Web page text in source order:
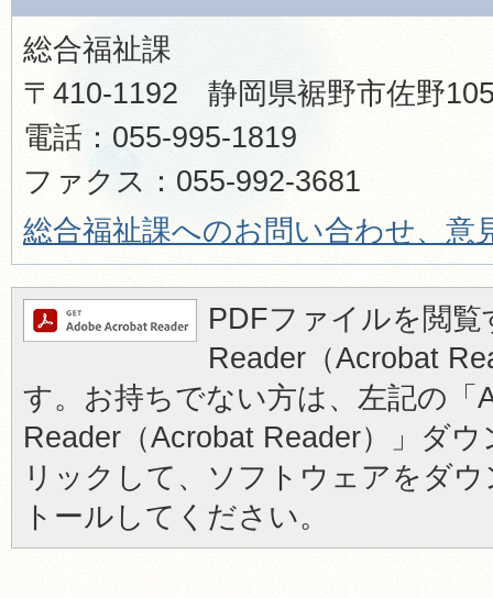
総合福祉課
〒410-1192 静岡県裾野市佐野
電話：055-995-1819
ファクス：055-992-3681
総合福祉課へのお問い合わせ、意
PDFファイルを閲
Reader（Acrobat
す。お持ちでない方は、左記の「
Reader（Acrobat Reader）」ダ
リックして、ソフトウェアをダ
トールしてください。